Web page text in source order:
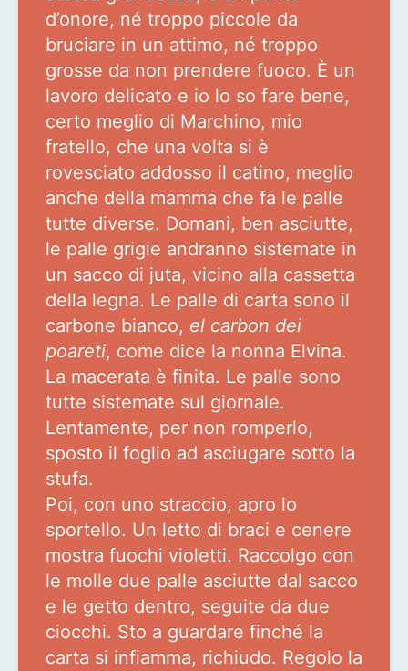
d’onore, né troppo piccole da
bruciare in un attimo, né troppo
grosse da non prendere fuoco. È un
lavoro delicato e io lo so fare bene,
certo meglio di Marchino, mio
fratello, che una volta si è
rovesciato addosso il catino, meglio
anche della mamma che fa le palle
tutte diverse. Domani, ben asciutte,
le palle grigie andranno sistemate in
un sacco di juta, vicino alla cassetta
della legna. Le palle di carta sono il
carbone bianco, el carbon dei
poareti, come dice la nonna Elvina.
La macerata è finita. Le palle sono
tutte sistemate sul giornale.
Lentamente, per non romperlo,
sposto il foglio ad asciugare sotto la
stufa.
Poi, con uno straccio, apro lo
sportello. Un letto di braci e cenere
mostra fuochi violetti. Raccolgo con
le molle due palle asciutte dal sacco
e le getto dentro, seguite da due
ciocchi. Sto a guardare finché la
carta si infiamma, richiudo. Regolo la